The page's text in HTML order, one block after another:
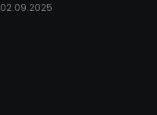
02.09.2025